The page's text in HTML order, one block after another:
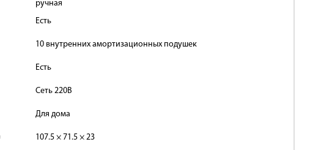
ручная
Есть
10 внутренних амортизационных подушек
Есть
Сеть 220В
Для дома
107.5 × 71.5 × 23